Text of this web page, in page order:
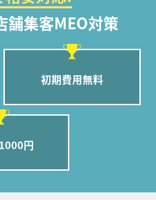
舗集客MEO対策
初期費用無料
円